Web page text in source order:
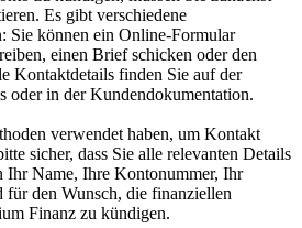
Es gibt verschiedene
Sie können ein Online-Formular
einen Brief schicken oder den
Kontaktdetails finden Sie auf der
oder in der Kundendokumentation.
verwendet haben, um Kontakt
sicher, dass Sie alle relevanten Details
Ihr Name, Ihre Kontonummer, Ihr
den Wunsch, die finanziellen
Finanz zu kündigen.